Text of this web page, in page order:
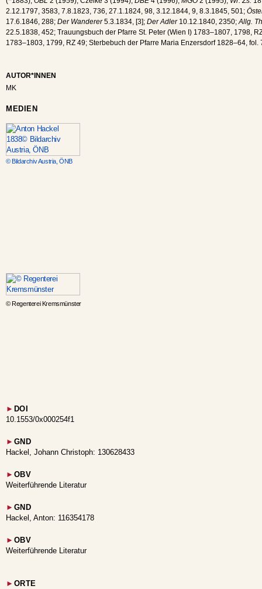
2.12.1797, 3583, 7.8.1823, 736, 27.1.1824, 98, 3.12.1844, 9, 8.3.1845, 501;
17.6.1846, 288; Der Wanderer5.3.1834, [3]; Der Adler10.12.1840, 2350;Allg.
22.5.1838, 452; Trauungsbuch der Pfarre St. Peter (Wien I) 1783–1807, 1798,
1783–1803, 1799, RZ 49; Sterbebuch der Pfarre Maria Enzersdorf 1828–64,
AUTOR*INNEN
MK
MEDIEN
© Bildarchiv Austria, ÖNB
© Regenterei Kremsmünster
► DOI
10.1553/0x000254f1
► GND
Hackel, Johann Christoph: 130628433
► OBV
Weiterführende Literatur
► GND
Hackel, Anton: 116354178
► OBV
Weiterführende Literatur
► ORTE